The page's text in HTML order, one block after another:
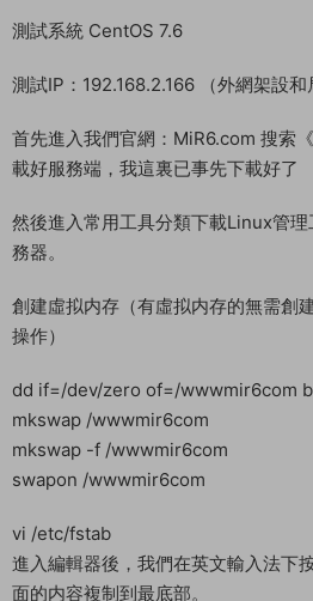
swapon /wwwmir6com
vi /etc/fstab
面的内容複制到最底部。
/wwwmir6com swap defaults 00
1.上傳服務端tlbb.tar.gz到服務器根目錄
解壓命令
tar vxzf tlbb.tar.gz
權限
chmod -R 777 /opt/
2.運行命令